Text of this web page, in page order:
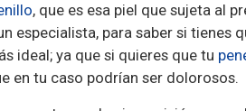
, que es esa piel que sujeta al
especialista, para saber si tienes
ideal; ya que si quieres que tu
en tu caso podrían ser dolorosos.